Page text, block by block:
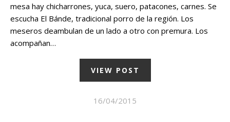
mesa hay chicharrones, yuca, suero, patacones, carnes. Se
escucha El Bánde, tradicional porro de la región. Los
meseros deambulan de un lado a otro con premura. Los
acompañan…
VIEW POST
16/04/2015